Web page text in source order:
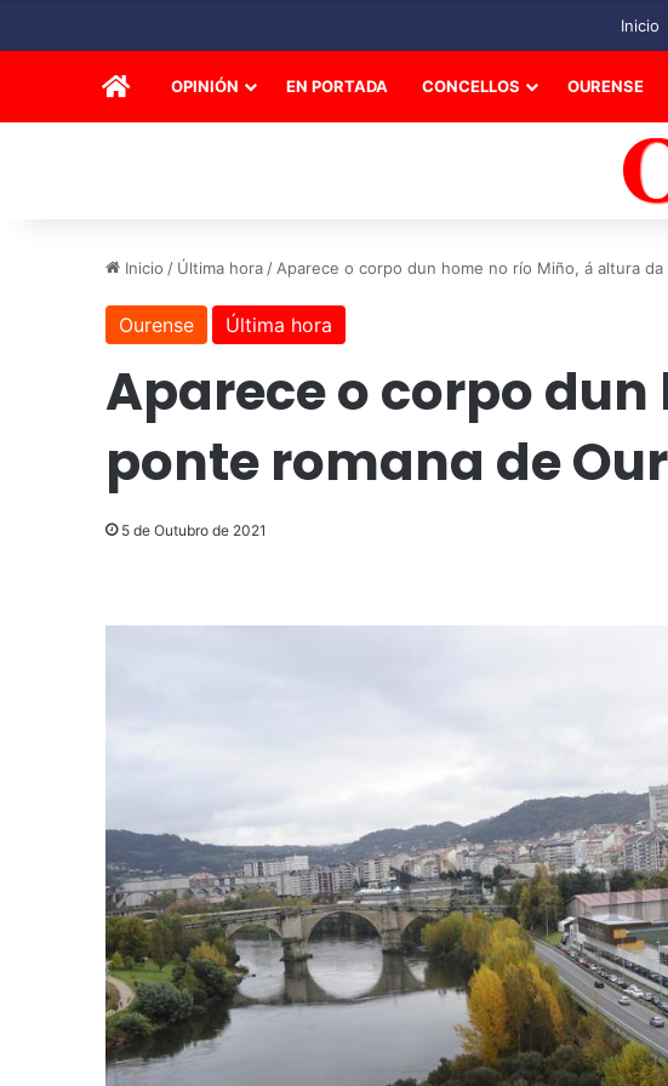
Inicio
INICIOOPINIÓN EN PORTADA CONCELLOS OURENSE
Inicio / Última hora / Aparece o corpo dun home no río Miño, á altura
Ourense Última hora
Aparece o corpo
ponte romana de
5 de Outubro de 2021